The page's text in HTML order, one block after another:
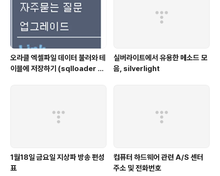
오라클 엑셀파일 데이터 불러와 테
이블에 저장하기 (sqlloader 를
실버라이트에서 유용한 메소드 모
음, silverlight
1월18일 금요일 지상파 방송 편성
표
컴퓨터 하드웨어 관련 A/S 센터
주소 및 전화번호